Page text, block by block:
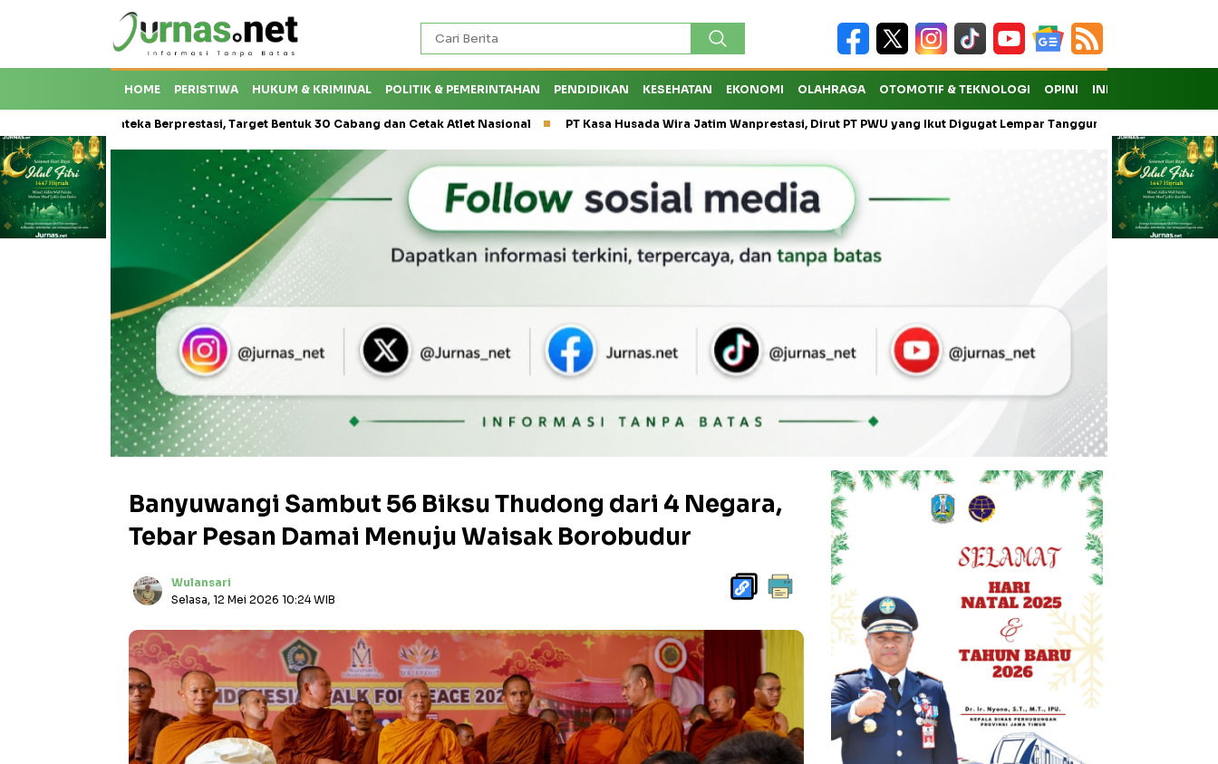
HOME PERISTIWA HUKUM & KRIMINAL POLITIK & PEMERINTAHAN PENDIDIKAN KESEHATAN EKONOMI OLAHRAGA OTOMOTIF & TEKNOLOGI OPINI INDEKS
Berprestasi, Target Bentuk 30 Cabang dan Cetak Atlet Nasional PT Kasa Husada Wira Jatim Wanprestasi, Dirut PT PWU yang Ikut Digugat Lempar Tanggung Jawab ke Anak Usaha
Banyuwangi Sambut 56 Biksu Thudong dari 4 Negara,
Tebar Pesan Damai Menuju Waisak Borobudur
Wulansari
Selasa, 12 Mei 2026 10:24 WIB